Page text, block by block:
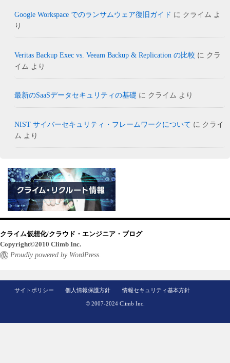
Google Workspace でのランサムウェア復旧ガイド に クライム よ
り
Veritas Backup Exec vs. Veeam Backup & Replication の比較 に クラ
イム より
最新のSaaSデータセキュリティの基礎 に クライム より
NIST サイバーセキュリティ・フレームワークについて に クライ
ム より
クライム仮想化/クラウド・エンジニア・ブログ
Copyright©2010 Climb Inc.
Proudly powered by WordPress.
サイトポリシー 個人情報保護方針 情報セキュリティ基本方針
© 2007-2024 Climb Inc.